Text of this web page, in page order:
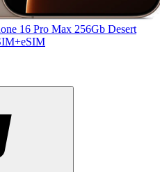
16 Pro Max 256Gb Desert